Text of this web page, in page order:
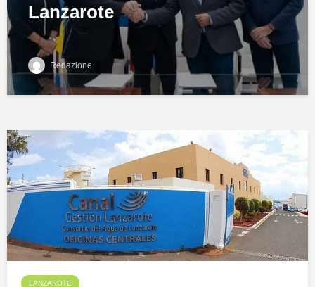
Lanzarote
Redazione
LANZAROTE